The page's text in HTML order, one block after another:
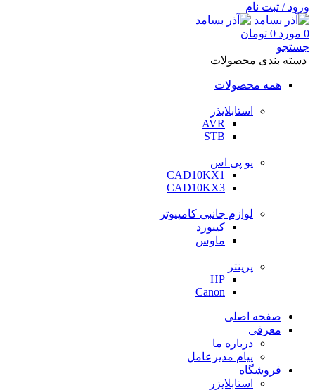
ورود / ثبت نام
0 مورد 0 تومان
جستجو
دسته بندی محصولات
همه محصولات
استابلایذر
AVR
STB
یو پی اس
CAD10KX1
CAD10KX3
لوازم جانبی کامپیوتر
کیبورد
ماوس
پرینتر
HP
Canon
صفحه اصلی
معرفی
درباره ما
پیام مدیرعامل
فروشگاه
استابلایزر